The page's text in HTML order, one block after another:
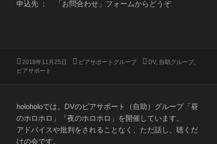
申込先 ： 「お問合わせ」フォームからどうぞ
投
稿
2018年11月25日
カ
ピアサポートグループ
タ
DV, 自助グループ,
ピアサポート
holoholoでは、DVのピアサポート（自助）グループ「昼
のホロホロ」「夜のホロホロ」を開催しています。
アドバイスや批判をされることなく、ただ話し、聴くだ
けの会です。